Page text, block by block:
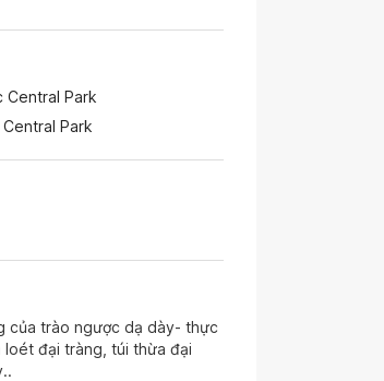
Central Park
Park
của trào ngược dạ dày- thực
đại tràng, túi thừa đại